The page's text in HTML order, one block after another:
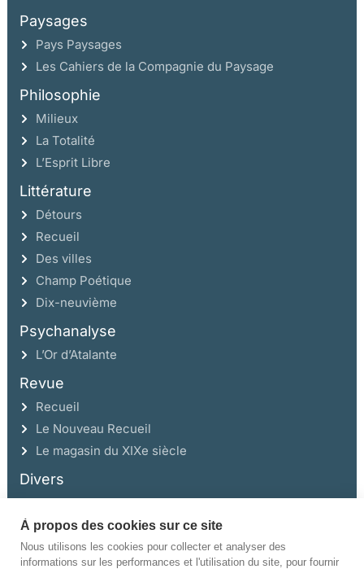
Paysages
Pays Paysages
Les Cahiers de la Compagnie du Paysage
Philosophie
Milieux
La Totalité
L’Esprit Libre
Littérature
Détours
Recueil
Des villes
Champ Poétique
Dix-neuvième
Psychanalyse
L’Or d’Atalante
Revue
Recueil
Le Nouveau Recueil
Le magasin du XIXe siècle
Divers
Ce site a été réalisé avec l’aide de la Région Auvergne Rhône-Alpes et de la
Drac Rhône-Alpes.
À propos des cookies sur ce site
Nous utilisons les cookies pour collecter et analyser des
informations sur les performances et l'utilisation du site, pour fournir